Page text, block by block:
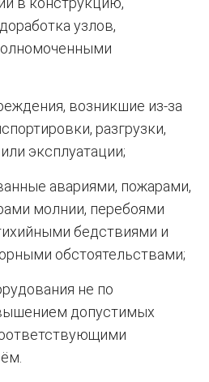
узлов,
возникшие из-за
разгрузки,
эксплуатации;
авариями, пожарами,
молнии, перебоями
бедствиями и
обстоятельствами;
не по
допустимых